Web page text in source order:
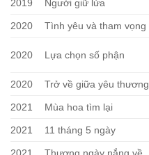
2019 Người giữ lửa
2020 Tình yêu và tham vọng
2020 Lựa chọn số phận
2020 Trở về giữa yêu thương
2021 Mùa hoa tìm lại
2021 11 tháng 5 ngày
2021 Thương ngày nắng về